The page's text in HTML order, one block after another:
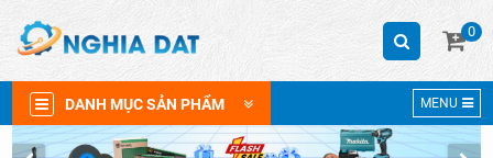
0
DANH MỤC SẢN PHẨM MENU